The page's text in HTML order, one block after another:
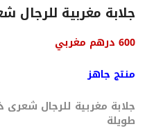
جلابة مغربية
السعر
هو:
700 درهم
مغربي.
600 درهم مغربي
مغربي.
منتج جاهز
جلابة مغربية للرجال
طويلة